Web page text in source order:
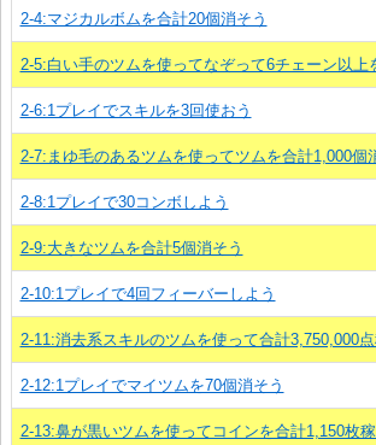
2-4:マジカルボムを合計20個消そう
2-5:白い手のツムを使ってなぞって6チェーン以上
2-6:1プレイでスキルを3回使おう
2-7:まゆ毛のあるツムを使ってツムを合計1,000個
2-8:1プレイで30コンボしよう
2-9:大きなツムを合計5個消そう
2-10:1プレイで4回フィーバーしよう
2-11:消去系スキルのツムを使って合計3,750,000点
2-12:1プレイでマイツムを70個消そう
2-13:鼻が黒いツムを使ってコインを合計1,150枚稼